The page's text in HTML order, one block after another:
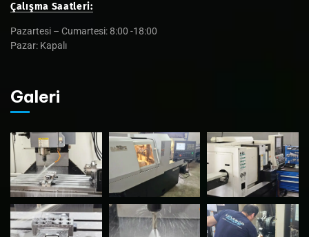
Çalışma Saatleri:
Pazartesi – Cumartesi: 8:00 -18:00
Pazar: Kapalı
Galeri